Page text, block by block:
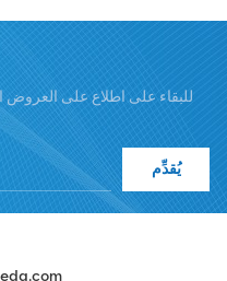
للبقاء على اطلاع على العروض
يُقدِّم